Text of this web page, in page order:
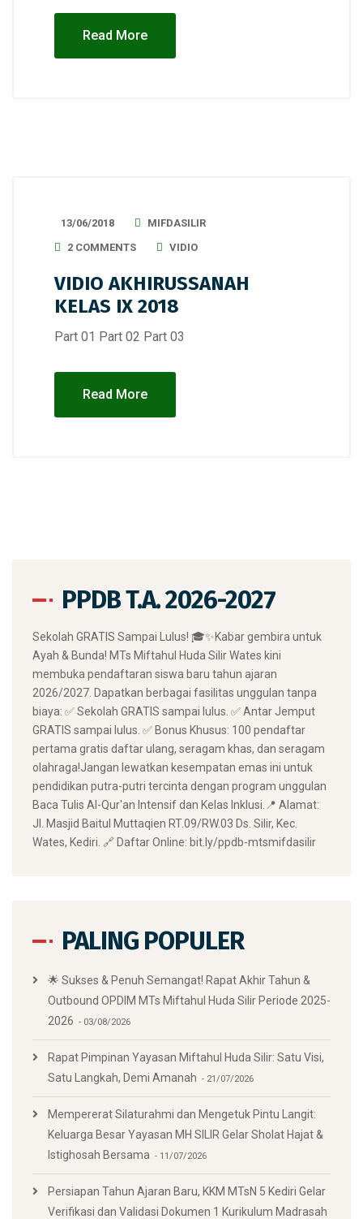
Read More
13/06/2018
MIFDASILIR
2 COMMENTS
VIDIO
VIDIO AKHIRUSSANAH
KELAS IX 2018
Part 01 Part 02 Part 03
Read More
PPDB T.A. 2026-2027
​Sekolah GRATIS Sampai Lulus! 🎓✨ ​Kabar gembira untuk
Ayah & Bunda! MTs Miftahul Huda Silir Wates kini
membuka pendaftaran siswa baru tahun ajaran
2026/2027. Dapatkan berbagai fasilitas unggulan tanpa
biaya: ✅ Sekolah GRATIS sampai lulus. ✅ Antar Jemput
GRATIS sampai lulus. ✅ Bonus Khusus: 100 pendaftar
pertama gratis daftar ulang, seragam khas, dan seragam
olahraga! ​Jangan lewatkan kesempatan emas ini untuk
pendidikan putra-putri tercinta dengan program unggulan
Baca Tulis Al-Qur'an Intensif dan Kelas Inklusi. ​📍 Alamat:
Jl. Masjid Baitul Muttaqien RT.09/RW.03 Ds. Silir, Kec.
Wates, Kediri. 🔗 Daftar Online: bit.ly/ppdb-mtsmifdasilir
PALING POPULER
🌟 Sukses & Penuh Semangat! Rapat Akhir Tahun &
Outbound OPDIM MTs Miftahul Huda Silir Periode 2025-
2026
03/08/2026
Rapat Pimpinan Yayasan Miftahul Huda Silir: Satu Visi,
Satu Langkah, Demi Amanah
21/07/2026
Mempererat Silaturahmi dan Mengetuk Pintu Langit:
Keluarga Besar Yayasan MH SILIR Gelar Sholat Hajat &
Istighosah Bersama
11/07/2026
Persiapan Tahun Ajaran Baru, KKM MTsN 5 Kediri Gelar
Verifikasi dan Validasi Dokumen 1 Kurikulum Madrasah